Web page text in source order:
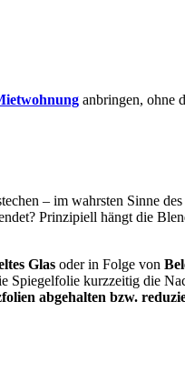
anbringen, ohne
– im wahrsten Sinne
Prinzipiell hängt die
Glas oder in Folge von
Spiegelfolie kurzzeitig die
abgehalten bzw.